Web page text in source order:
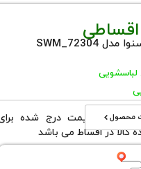
لباسشویی
محصول
اقساطی قیمت درج شده
در اقساط می باشد